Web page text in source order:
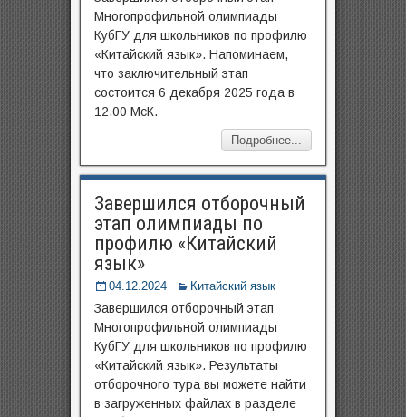
Многопрофильной олимпиады
КубГУ для школьников по профилю
«Китайский язык». Напоминаем,
что заключительный этап
состоится 6 декабря 2025 года в
12.00 МсК.
Подробнее...
Завершился отборочный
этап олимпиады по
профилю «Китайский
язык»
04.12.2024 Китайский язык
Завершился отборочный этап
Многопрофильной олимпиады
КубГУ для школьников по профилю
«Китайский язык». Результаты
отборочного тура вы можете найти
в загруженных файлах в разделе